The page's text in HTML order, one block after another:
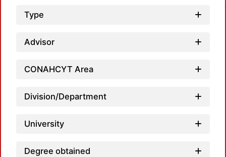
Type
Advisor
CONAHCYT Area
Division/Department
University
Degree obtained